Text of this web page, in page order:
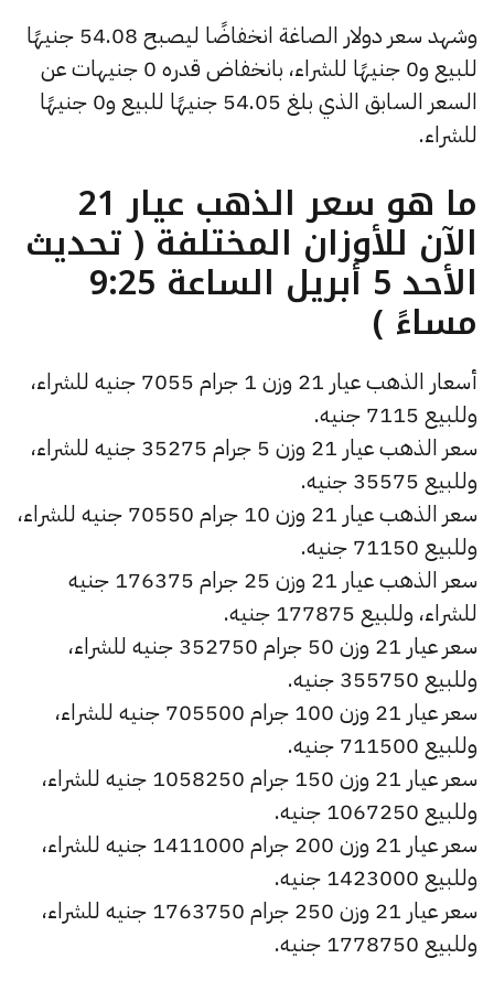
وشهد سعر دولار الصاغة انخفاضًا ليصبح 54.08 جنيهًا
للبيع و0 جنيهًا للشراء، بانخفاض قدره 0 جنيهات عن
السعر السابق الذي بلغ 54.05 جنيهًا للبيع و0 جنيهًا
للشراء.
ما هو سعر الذهب عيار 21
الآن للأوزان المختلفة ( تحديث
الأحد 5 أبريل الساعة 9:25
مساءً )
أسعار الذهب عيار 21 وزن 1 جرام 7055 جنيه للشراء،
وللبيع 7115 جنيه.
سعر الذهب عيار 21 وزن 5 جرام 35275 جنيه للشراء،
وللبيع 35575 جنيه.
سعر الذهب عيار 21 وزن 10 جرام 70550 جنيه للشراء،
وللبيع 71150 جنيه.
سعر الذهب عيار 21 وزن 25 جرام 176375 جنيه
للشراء، وللبيع 177875 جنيه.
سعر عيار 21 وزن 50 جرام 352750 جنيه للشراء،
وللبيع 355750 جنيه.
سعر عيار 21 وزن 100 جرام 705500 جنيه للشراء،
وللبيع 711500 جنيه.
سعر عيار 21 وزن 150 جرام 1058250 جنيه للشراء،
وللبيع 1067250 جنيه.
سعر عيار 21 وزن 200 جرام 1411000 جنيه للشراء،
وللبيع 1423000 جنيه.
سعر عيار 21 وزن 250 جرام 1763750 جنيه للشراء،
وللبيع 1778750 جنيه.